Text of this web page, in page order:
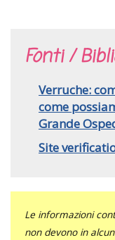
Fonti /
Verruche:
come
Grande
Site
Le informazioni
non devono in